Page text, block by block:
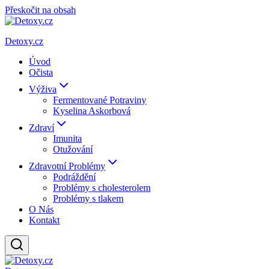
Přeskočit na obsah
Detoxy.cz
Úvod
Očista
Výživa
Fermentované Potraviny
Kyselina Askorbová
Zdraví
Imunita
Otužování
Zdravotní Problémy
Podráždění
Problémy s cholesterolem
Problémy s tlakem
O Nás
Kontakt